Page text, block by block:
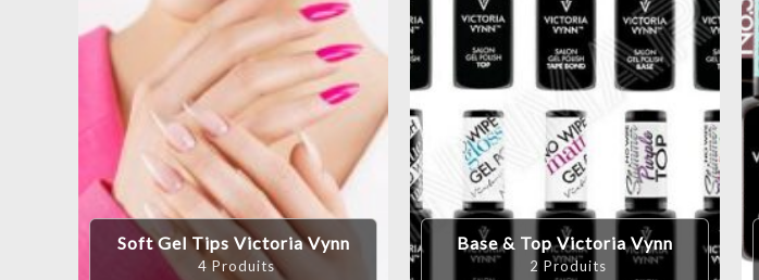
Soft Gel Tips Victoria Vynn
4 Produits
Base & Top Victoria Vynn
2 Produits